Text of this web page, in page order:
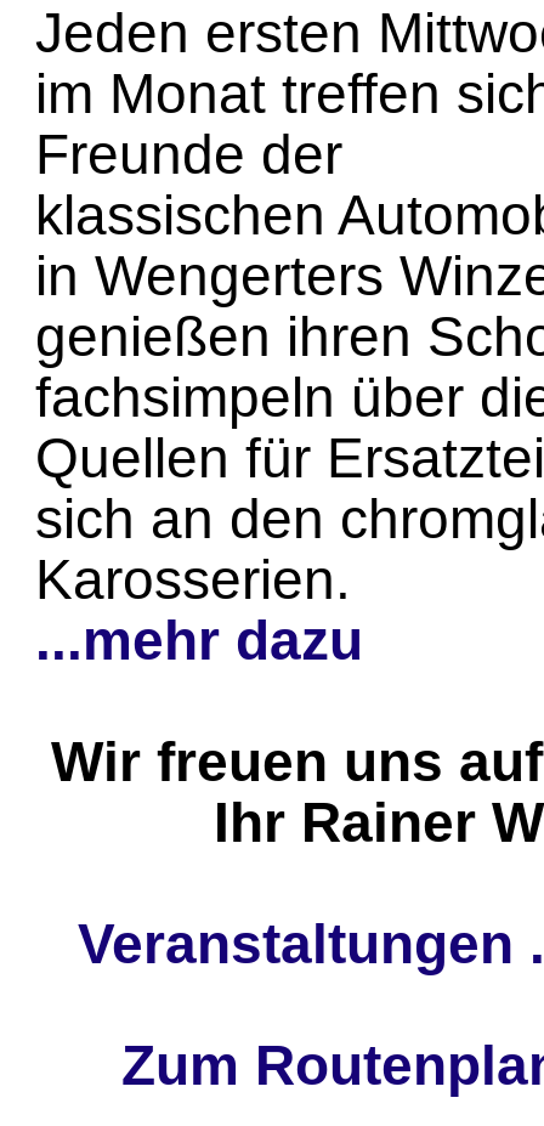
Jeden ersten
im Monat treffen
Freunde der
klassischen
in Wengerters
genießen ihren
fachsimpeln über
Quellen für
sich an den
Karosserien.
...mehr dazu
Wir freuen uns
Ihr Rainer
Veranstaltungen
Zum